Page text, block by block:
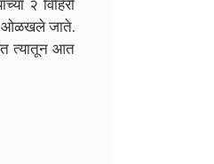
२ विहिरी
ओळखले जाते.
त्यातून आत